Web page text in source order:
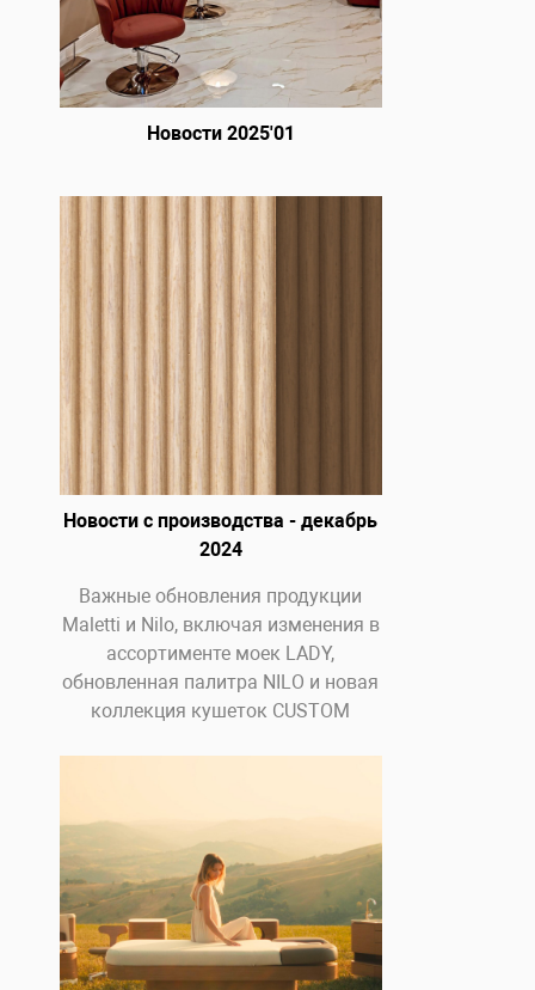
Новости 2025'01
Новости с производства - декабрь
2024
Важные обновления продукции
Maletti и Nilo, включая изменения в
ассортименте моек LADY,
обновленная палитра NILO и новая
коллекция кушеток CUSTOM